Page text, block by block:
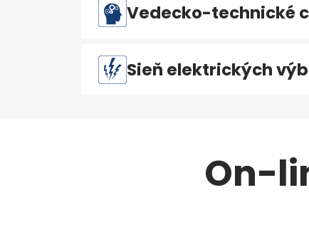
Vedecko-technické
Sieň elektrických
On-